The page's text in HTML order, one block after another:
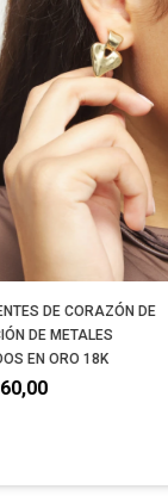
DE CORAZÓN DE
DE METALES
EN ORO 18K